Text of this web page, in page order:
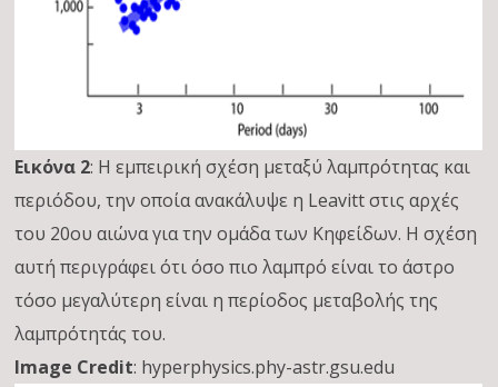
Εικόνα 2: Η εμπειρική σχέση μεταξύ λαμπρότητας και
περιόδου, την οποία ανακάλυψε η Leavitt στις αρχές
του 20ου αιώνα για την ομάδα των Κηφείδων. Η σχέση
αυτή περιγράφει ότι όσο πιο λαμπρό είναι το άστρο
τόσο μεγαλύτερη είναι η περίοδος μεταβολής της
λαμπρότητάς του.
Image Credit: hyperphysics.phy-astr.gsu.edu